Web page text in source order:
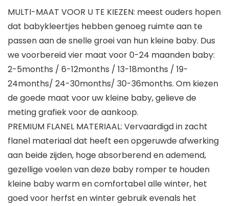
MULTI-MAAT VOOR U TE KIEZEN: meest ouders hopen
dat babykleertjes hebben genoeg ruimte aan te
passen aan de snelle groei van hun kleine baby. Dus
we voorbereid vier maat voor 0-24 maanden baby:
2-5months / 6-12months / 13-18months / 19-
24months/ 24-30months/ 30-36months. Om kiezen
de goede maat voor uw kleine baby, gelieve de
meting grafiek voor de aankoop.
PREMIUM FLANEL MATERIAAL: Vervaardigd in zacht
flanel materiaal dat heeft een opgeruwde afwerking
aan beide zijden, hoge absorberend en ademend,
gezellige voelen van deze baby romper te houden
kleine baby warm en comfortabel alle winter, het
goed voor herfst en winter gebruik evenals het